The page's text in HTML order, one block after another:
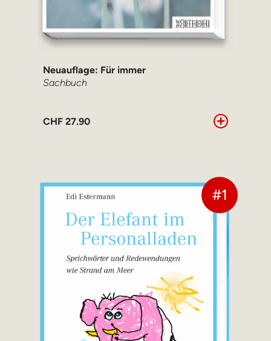
Neuauflage: Für immer
Sachbuch
CHF27.90
#1